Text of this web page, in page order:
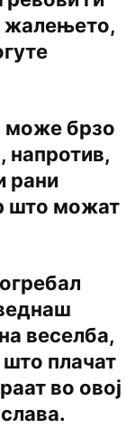
жалењето,
може брзо
напротив,
рани
што можат
веселба,
плачат
во овој